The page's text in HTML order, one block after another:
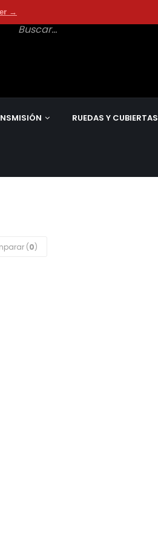
→
RUEDAS Y CUBIERTAS
(0)